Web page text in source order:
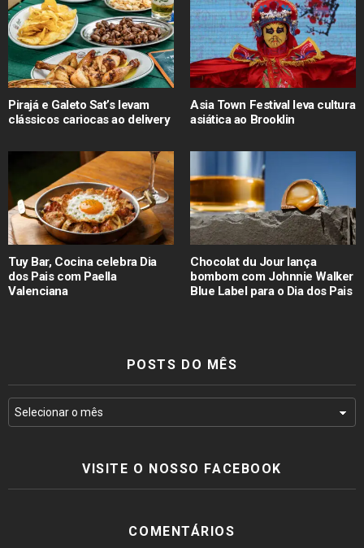
Pirajá e Galeto Sat’s levam
clássicos cariocas ao delivery
Asia Town Festival leva cultura
asiática ao Brooklin
Tuy Bar, Cocina celebra Dia
dos Pais com Paella
Valenciana
Chocolat du Jour lança
bombom com Johnnie Walker
Blue Label para o Dia dos Pais
POSTS DO MÊS
VISITE O NOSSO FACEBOOK
COMENTÁRIOS